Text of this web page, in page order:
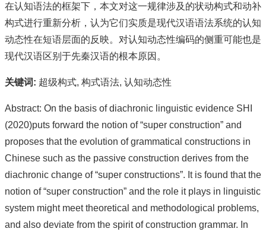
在认知语法的框架下，本文对这一规律涉及的状动构式和动补
构式进行重新分析，认为它们实质是现代汉语语法系统的认知
动态性在短语层面的反映。对认知动态性编码的侧重可能也是
现代汉语区别于先秦汉语的根本原因。
关键词: 超级构式, 构式语法, 认知动态性
Abstract: On the basis of diachronic linguistic evidence SHI
(2020)puts forward the notion of “super construction” and
proposes that the evolution of grammatical constructions in
Chinese such as the passive construction derives from the
diachronic change of “super constructions”. It is found that the
notion of “super construction” and the role it plays in linguistic
system might meet theoretical and methodological problems,
and also deviate from the spirit of construction grammar. In